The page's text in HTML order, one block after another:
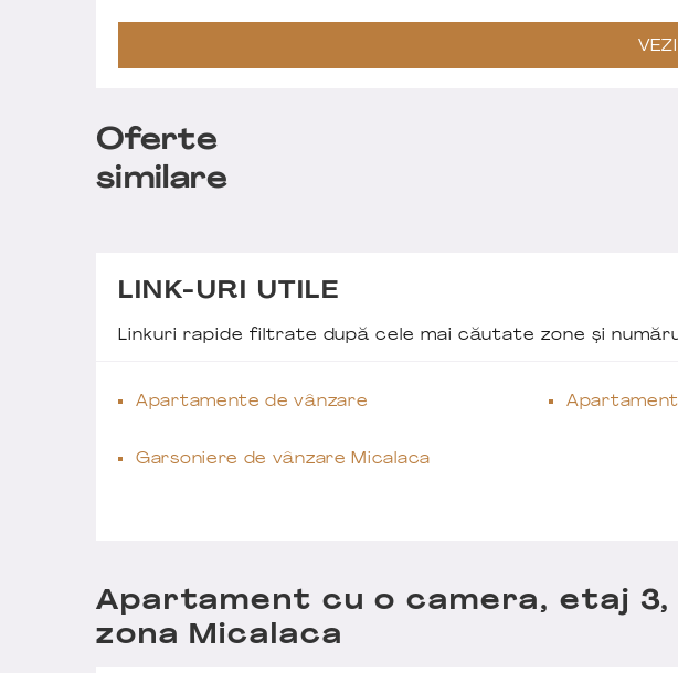
Oferte
similare
LINK-URI UTILE
Linkuri rapide filtrate după cele mai căutate zone și
Apartamente de vânzare
Garsoniere de vânzare Micalaca
Apartament cu o camera, etaj 3,
zona Micalaca